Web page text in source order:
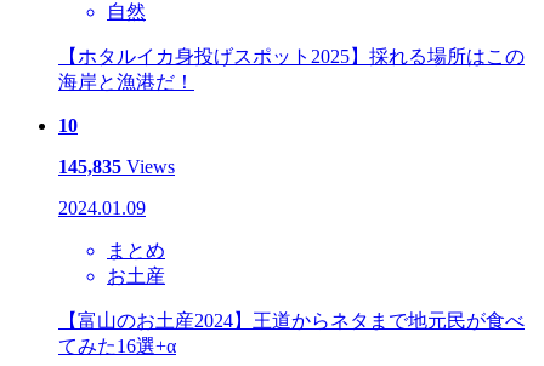
自然
【ホタルイカ身投げスポット2025】採れる場所はこの
海岸と漁港だ！
10
145,835 Views
2024.01.09
まとめ
お土産
【富山のお土産2024】王道からネタまで地元民が食べ
てみた16選+α